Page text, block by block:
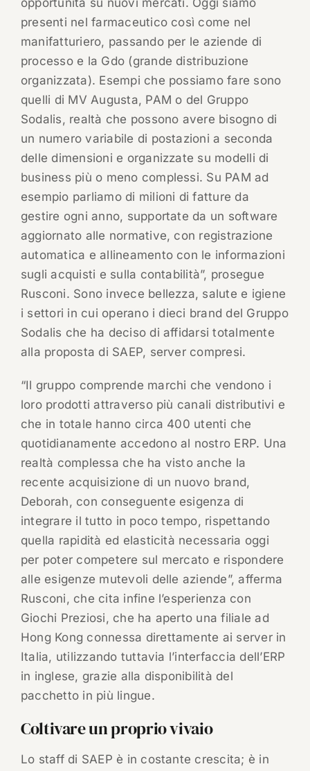
opportunità su nuovi mercati. Oggi siamo
presenti nel farmaceutico così come nel
manifatturiero, passando per le aziende di
processo e la Gdo (grande distribuzione
organizzata). Esempi che possiamo fare sono
quelli di MV Augusta, PAM o del Gruppo
Sodalis, realtà che possono avere bisogno di
un numero variabile di postazioni a seconda
delle dimensioni e organizzate su modelli di
business più o meno complessi. Su PAM ad
esempio parliamo di milioni di fatture da
gestire ogni anno, supportate da un software
aggiornato alle normative, con registrazione
automatica e allineamento con le informazioni
sugli acquisti e sulla contabilità”, prosegue
Rusconi. Sono invece bellezza, salute e igiene
i settori in cui operano i dieci brand del Gruppo
Sodalis che ha deciso di affidarsi totalmente
alla proposta di SAEP, server compresi.
“Il gruppo comprende marchi che vendono i
loro prodotti attraverso più canali distributivi e
che in totale hanno circa 400 utenti che
quotidianamente accedono al nostro ERP. Una
realtà complessa che ha visto anche la
recente acquisizione di un nuovo brand,
Deborah, con conseguente esigenza di
integrare il tutto in poco tempo, rispettando
quella rapidità ed elasticità necessaria oggi
per poter competere sul mercato e rispondere
alle esigenze mutevoli delle aziende”, afferma
Rusconi, che cita infine l’esperienza con
Giochi Preziosi, che ha aperto una filiale ad
Hong Kong connessa direttamente ai server in
Italia, utilizzando tuttavia l’interfaccia dell’ERP
in inglese, grazie alla disponibilità del
pacchetto in più lingue.
Coltivare un proprio vivaio
Lo staff di SAEP è in costante crescita; è in